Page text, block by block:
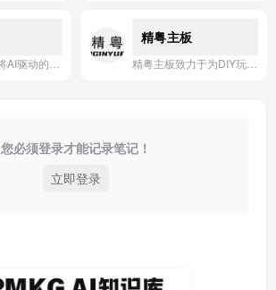
精粤主板
您必须登录才能记录笔记！
立即登录